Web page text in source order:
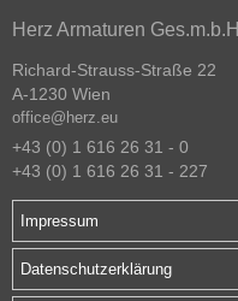
Herz Armaturen Ges.m.b.H
Richard-Strauss-Straße 22
A-1230 Wien
office@herz.eu
+43 (0) 1 616 26 31 - 0
+43 (0) 1 616 26 31 - 227
Impressum
Datenschutzerklärung